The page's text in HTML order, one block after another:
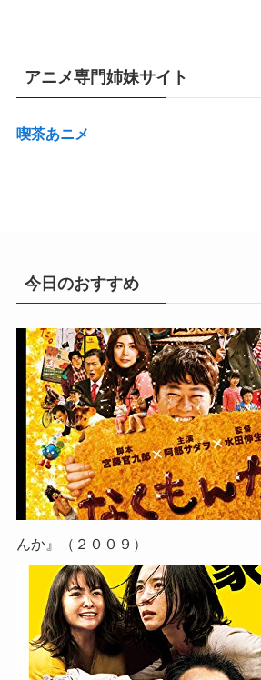
アニメ専門姉妹サイト
喫茶あニメ
今日のおすすめ
んか』（２００９）